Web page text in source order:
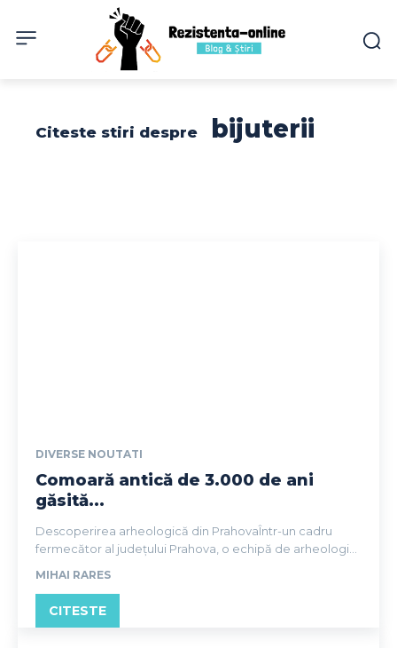
Citeste stiri despre bijuterii
DIVERSE NOUTATI
Comoară antică de 3.000 de ani
găsită...
Descoperirea arheologică din PrahovaÎntr-un cadru
fermecător al județului Prahova, o echipă de arheologi...
MIHAI RARES
CITESTE